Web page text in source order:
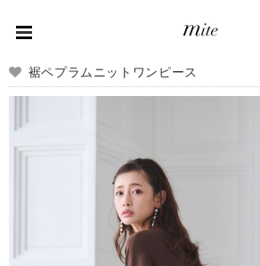
裾ペプラムニットワンピース